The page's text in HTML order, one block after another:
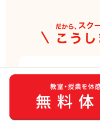
宿題は出すだけでな
す。宿題を出す際は
少しずつ出すことで
します。